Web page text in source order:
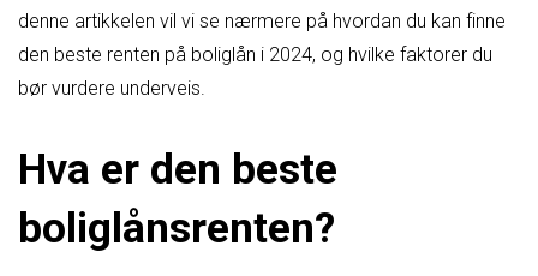
denne artikkelen vil vi se nærmere på hvordan du kan finne
den beste renten på boliglån i 2024, og hvilke faktorer du
bør vurdere underveis.
Hva er den beste
boliglånsrenten?